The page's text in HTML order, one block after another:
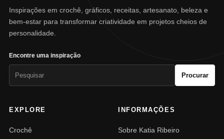
Inspirações em crochê, gráficos, receitas, artesanato, beleza e
bem-estar para transformar criatividade em projetos cheios de
personalidade.
Encontre uma inspiração
Procurar
EXPLORE
Crochê
INFORMAÇÕES
Sobre Katia Ribeiro